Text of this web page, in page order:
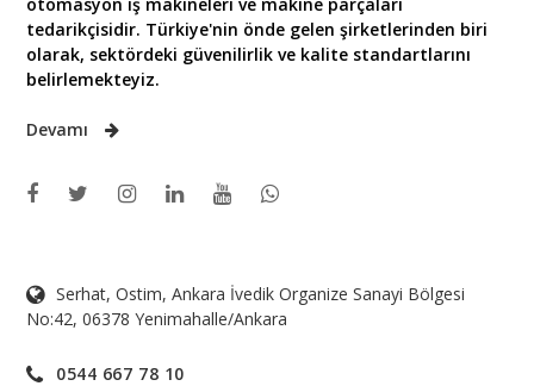
tedarikçisidir. Türkiye'nin önde gelen şirketlerinden biri
olarak, sektördeki güvenilirlik ve kalite standartlarını
belirlemekteyiz.
Devamı
Serhat, Ostim, Ankara İvedik Organize Sanayi Bölgesi
No:42, 06378 Yenimahalle/Ankara
0544 667 78 10